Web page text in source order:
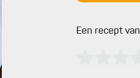
Een recept van